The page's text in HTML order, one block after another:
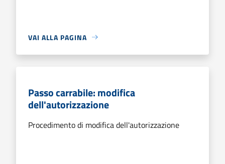
VAI ALLA PAGINA
Passo carrabile: modifica
dell'autorizzazione
Procedimento di modifica dell'autorizzazione